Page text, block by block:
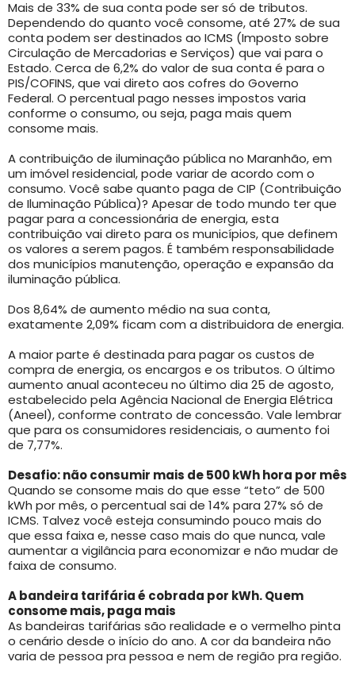
Mais de 33% de sua conta pode ser só de tributos.
Dependendo do quanto você consome, até 27% de sua
conta podem ser destinados ao ICMS (Imposto sobre
Circulação de Mercadorias e Serviços) que vai para o
Estado. Cerca de 6,2% do valor de sua conta é para o
PIS/COFINS, que vai direto aos cofres do Governo
Federal. O percentual pago nesses impostos varia
conforme o consumo, ou seja, paga mais quem
consome mais.
A contribuição de iluminação pública no Maranhão, em
um imóvel residencial, pode variar de acordo com o
consumo. Você sabe quanto paga de CIP (Contribuição
de Iluminação Pública)? Apesar de todo mundo ter que
pagar para a concessionária de energia, esta
contribuição vai direto para os municípios, que definem
os valores a serem pagos. É também responsabilidade
dos municípios manutenção, operação e expansão da
iluminação pública.
Dos 8,64% de aumento médio na sua conta,
exatamente 2,09% ficam com a distribuidora de energia.
A maior parte é destinada para pagar os custos de
compra de energia, os encargos e os tributos. O último
aumento anual aconteceu no último dia 25 de agosto,
estabelecido pela Agência Nacional de Energia Elétrica
(Aneel), conforme contrato de concessão. Vale lembrar
que para os consumidores residenciais, o aumento foi
de 7,77%.
Desafio: não consumir mais de 500 kWh hora por mês
Quando se consome mais do que esse “teto” de 500
kWh por mês, o percentual sai de 14% para 27% só de
ICMS. Talvez você esteja consumindo pouco mais do
que essa faixa e, nesse caso mais do que nunca, vale
aumentar a vigilância para economizar e não mudar de
faixa de consumo.
A bandeira tarifária é cobrada por kWh. Quem
consome mais, paga mais
As bandeiras tarifárias são realidade e o vermelho pinta
o cenário desde o início do ano. A cor da bandeira não
varia de pessoa pra pessoa e nem de região pra região.